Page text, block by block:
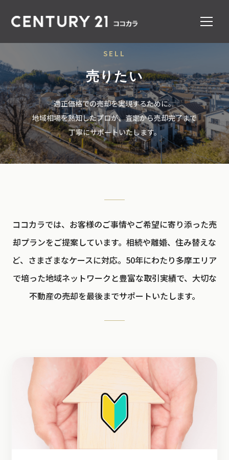
SELL
売りたい
適正価格での売却を実現するために。
地域相場を熟知したプロが、査定から売却完了まで
丁寧にサポートいたします。
ココカラでは、お客様のご事情やご希望に寄り添った売
却プランをご提案しています。相続や離婚、住み替えな
ど、さまざまなケースに対応。50年にわたり多摩エリア
で培った地域ネットワークと豊富な取引実績で、大切な
不動産の売却を最後までサポートいたします。